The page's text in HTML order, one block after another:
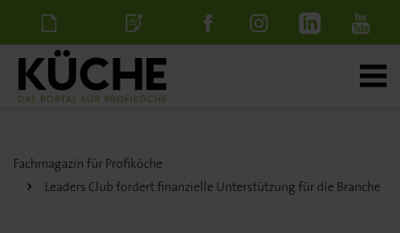
NewsletterStellenanzeige
Fachmagazin für Profiköche
Leaders Club fordert finanzielle Unterstützung für die Branche